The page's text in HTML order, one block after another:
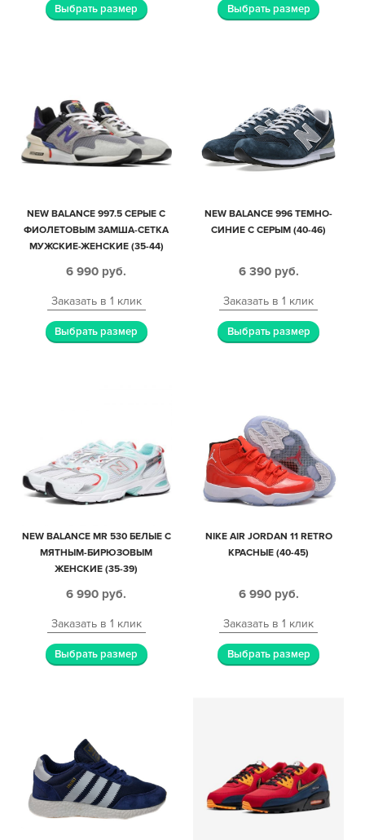
Выбрать размер Выбрать размер
NEW BALANCE 997.5 СЕРЫЕ С
ФИОЛЕТОВЫМ ЗАМША-СЕТКА
МУЖСКИЕ-ЖЕНСКИЕ (35-44)
6 990 руб.
Заказать в 1 клик
Выбрать размер
NEW BALANCE 996 ТЕМНО-
СИНИЕ С СЕРЫМ (40-46)
6 390 руб.
Заказать в 1 клик
Выбрать размер
NEW BALANCE MR 530 БЕЛЫЕ С
МЯТНЫМ-БИРЮЗОВЫМ
ЖЕНСКИЕ (35-39)
6 990 руб.
Заказать в 1 клик
Выбрать размер
NIKE AIR JORDAN 11 RETRO
КРАСНЫЕ (40-45)
6 990 руб.
Заказать в 1 клик
Выбрать размер